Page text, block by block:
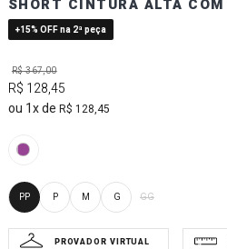
SHORT CINTURA ALTA COM
+15% OFF na 2ª peça
R$367,00
R$ 128,45
1
R$ 128,45
PP P M G GG